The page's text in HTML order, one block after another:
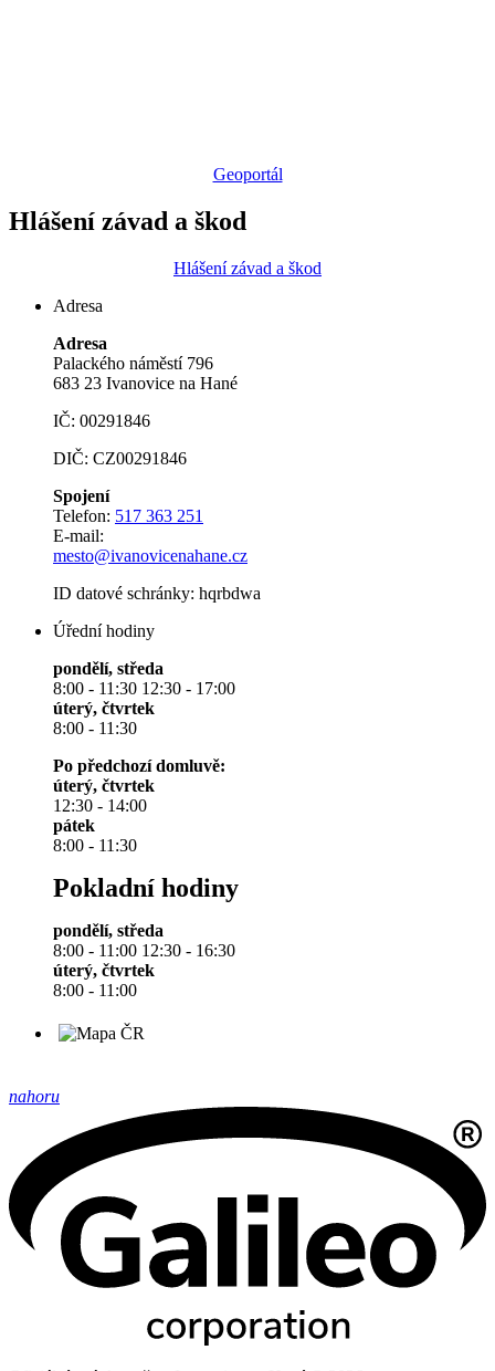
Geoportál
Hlášení závad a škod
Hlášení závad a škod
Adresa
Adresa
Palackého náměstí 796
683 23 Ivanovice na Hané
IČ: 00291846
DIČ: CZ00291846
Spojení
Telefon: 517 363 251
E-mail:
mesto@ivanovicenahane.cz
ID datové schránky: hqrbdwa
Úřední hodiny
pondělí, středa
8:00 - 11:30 12:30 - 17:00
úterý, čtvrtek
8:00 - 11:30
Po předchozí domluvě:
úterý, čtvrtek
12:30 - 14:00
pátek
8:00 - 11:30
Pokladní hodiny
pondělí, středa
8:00 - 11:00 12:30 - 16:30
úterý, čtvrtek
8:00 - 11:00
nahoru